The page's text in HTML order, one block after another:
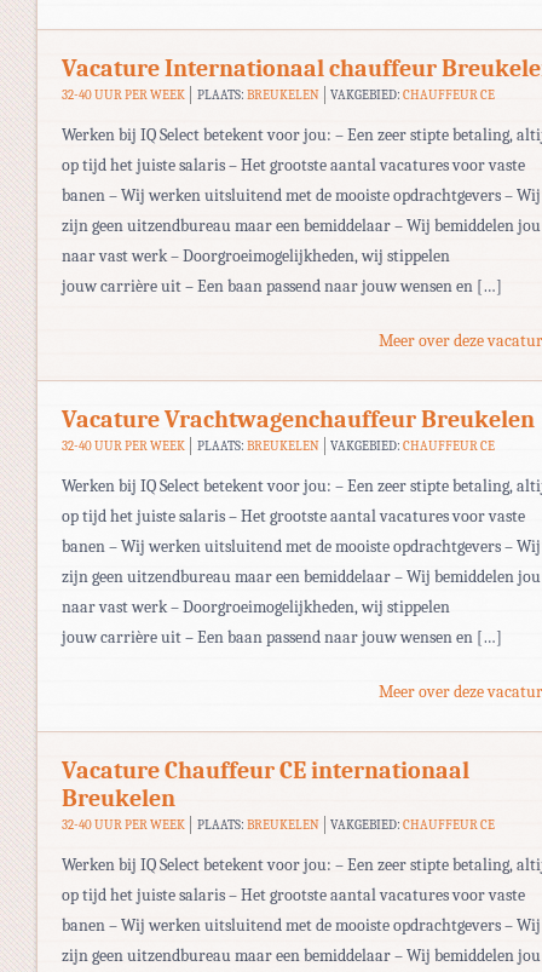
Vacature Internationaal chauffeur
32-40 UUR PER WEEK PLAATS: BREUKELEN VAKGEBIED:CHAUFFEUR CE
Werken bij IQ Select betekent voor jou: – Een zeer stipte betaling,
op tijd het juiste salaris – Het grootste aantal vacatures voor vaste
banen – Wij werken uitsluitend met de mooiste opdrachtgevers – Wij
zijn geen uitzendbureau maar een bemiddelaar – Wij bemiddelen jou
naar vast werk – Doorgroeimogelijkheden, wij stippelen
jouw carrière uit – Een baan passend naar jouw wensen en […]
Meer over deze
Vacature Vrachtwagenchauffeur Breukelen
32-40 UUR PER WEEK PLAATS: BREUKELEN VAKGEBIED:CHAUFFEUR CE
Werken bij IQ Select betekent voor jou: – Een zeer stipte betaling,
op tijd het juiste salaris – Het grootste aantal vacatures voor vaste
banen – Wij werken uitsluitend met de mooiste opdrachtgevers – Wij
zijn geen uitzendbureau maar een bemiddelaar – Wij bemiddelen jou
naar vast werk – Doorgroeimogelijkheden, wij stippelen
jouw carrière uit – Een baan passend naar jouw wensen en […]
Meer over deze
Vacature Chauffeur CE internationaal
Breukelen
32-40 UUR PER WEEK PLAATS: BREUKELEN VAKGEBIED:CHAUFFEUR CE
Werken bij IQ Select betekent voor jou: – Een zeer stipte betaling,
op tijd het juiste salaris – Het grootste aantal vacatures voor vaste
banen – Wij werken uitsluitend met de mooiste opdrachtgevers – Wij
zijn geen uitzendbureau maar een bemiddelaar – Wij bemiddelen jou